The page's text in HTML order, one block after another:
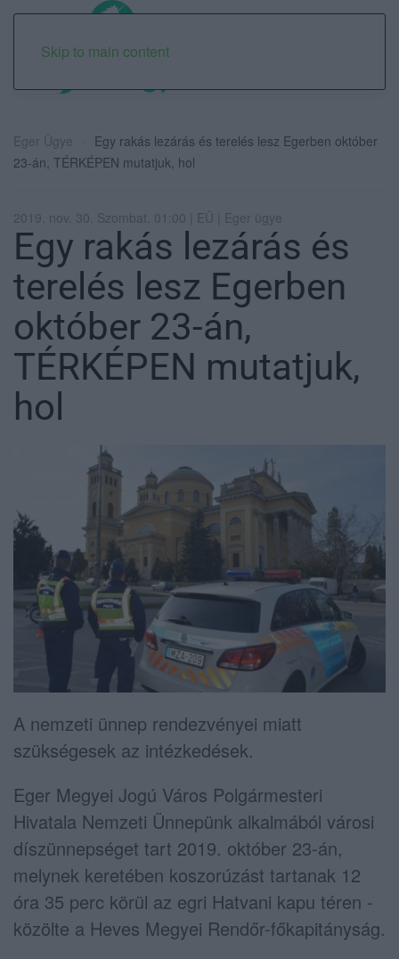
Skip to main content
Eger Ügye
Egy rakás lezárás és terelés lesz Egerben október
23-án, TÉRKÉPEN mutatjuk, hol
2019. nov. 30. Szombat, 01:00 | EÜ | Eger ügye
Egy rakás lezárás és
terelés lesz Egerben
október 23-án,
TÉRKÉPEN mutatjuk,
hol
A nemzeti ünnep rendezvényei miatt
szükségesek az intézkedések.
Eger Megyei Jogú Város Polgármesteri
Hivatala Nemzeti Ünnepünk alkalmából városi
díszünnepséget tart 2019. október 23-án,
melynek keretében koszorúzást tartanak 12
óra 35 perc körül az egri Hatvani kapu téren -
közölte a Heves Megyei Rendőr-főkapitányság.